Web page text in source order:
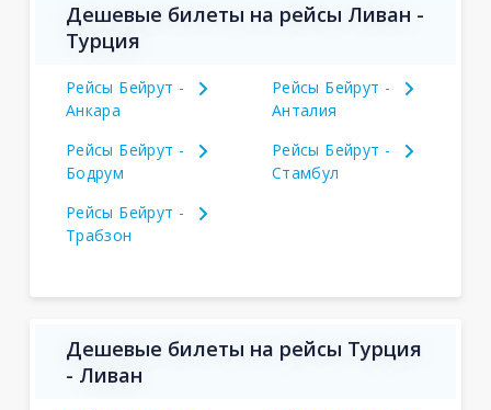
Дешевые билеты на рейсы Ливан -
Турция
Рейсы Бейрут -
Анкара
Рейсы Бейрут -
Анталия
Рейсы Бейрут -
Бодрум
Рейсы Бейрут -
Стамбул
Рейсы Бейрут -
Трабзон
Дешевые билеты на рейсы Турция
- Ливан